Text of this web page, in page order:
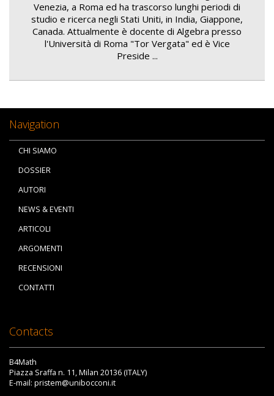
Venezia, a Roma ed ha trascorso lunghi periodi di
studio e ricerca negli Stati Uniti, in India, Giappone,
Canada. Attualmente è docente di Algebra presso
l'Università di Roma "Tor Vergata" ed è Vice
Preside ...
Navigation
CHI SIAMO
DOSSIER
AUTORI
NEWS & EVENTI
ARTICOLI
ARGOMENTI
RECENSIONI
CONTATTI
Contacts
B4Math
Piazza Sraffa n. 11, Milan 20136 (ITALY)
E-mail: pristem@unibocconi.it